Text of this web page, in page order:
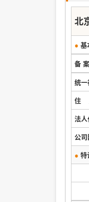
北
● 基
备
统
住
法
公
● 特